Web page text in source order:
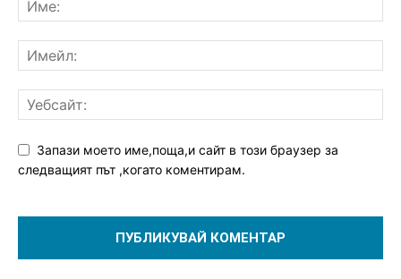
Запази моето име,поща,и сайт в този браузер за
следващият път ,когато коментирам.